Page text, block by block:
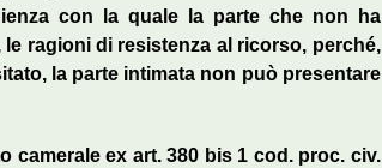
con la quale la parte che non ha
ragioni di resistenza al ricorso, perché,
la parte intimata non può presentare
camerale ex art. 380 bis 1 cod. proc. civ.